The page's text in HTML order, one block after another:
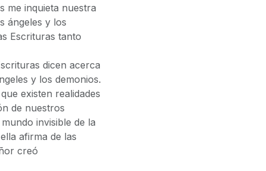
me inquieta nuestra
ángeles y los
Escrituras tanto
dicen acerca
y los demonios.
existen realidades
de nuestros
invisible de la
afirma de las
creó